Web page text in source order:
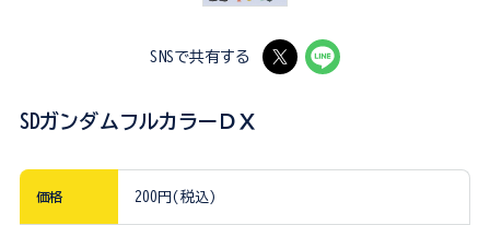
SNSで共有する
SDガンダムフルカラーＤＸ
価格 200円(税込)